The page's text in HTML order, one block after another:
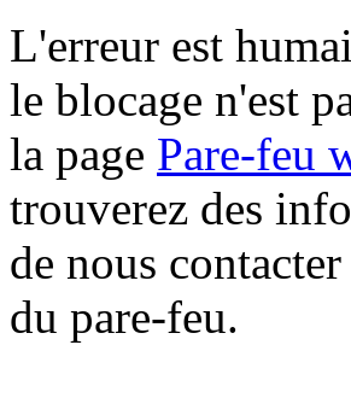
L'erreur est
le blocage n'est
la page Pare-feu
trouverez des
de nous
du pare-feu.